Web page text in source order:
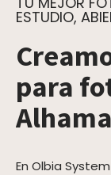
ESTUDIO,
para
En Olbia